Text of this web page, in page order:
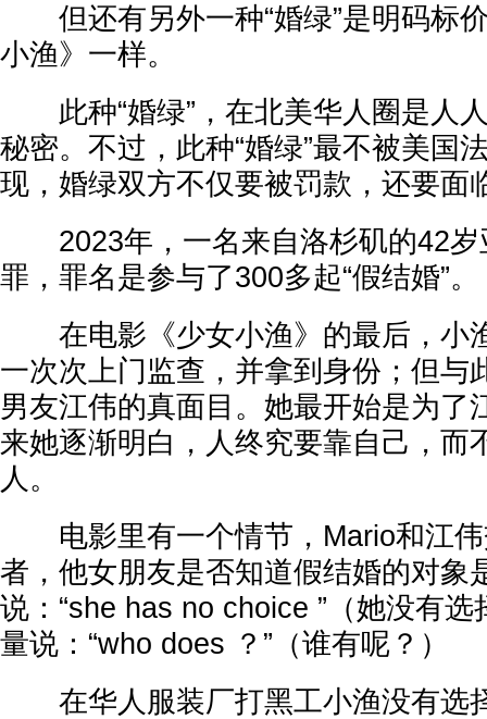
但还有另外一种“婚绿”是明码标
小渔》一样。
此种“婚绿”，在北美华人圈是人
秘密。不过，此种“婚绿”最不被美国
现，婚绿双方不仅要被罚款，还要面
2023年，一名来自洛杉矶的42岁
罪，罪名是参与了300多起“假结婚”。
在电影《少女小渔》的最后，小
一次次上门监查，并拿到身份；但与
男友江伟的真面目。她最开始是为了
来她逐渐明白，人终究要靠自己，而
人。
电影里有一个情节，Mario和江伟
者，他女朋友是否知道假结婚的对象
说：“she has no choice ”（她没有
量说：“who does ？”（谁有呢？）
在华人服装厂打黑工小渔没有选